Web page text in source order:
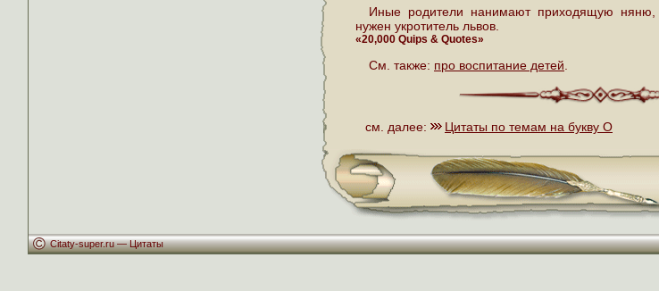
Иные родители нанимают приходящую
нужен укротитель львов.
«20,000 Quips & Quotes»
См. также: про воспитание детей
см. далее: Цитаты по темам на букву О
Citaty-super.ru —Цитаты